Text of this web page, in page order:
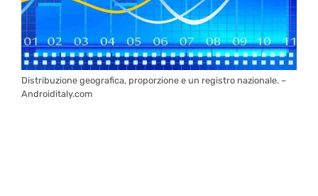
Distribuzione geografica, proporzione e un registro nazionale. –
Androiditaly.com